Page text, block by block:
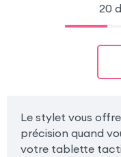
20
Le stylet vous
précision quand
votre tablette